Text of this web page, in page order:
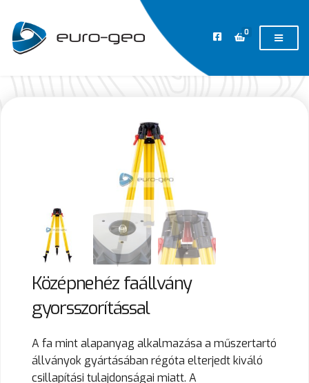
0
Középnehéz faállvány
gyorsszorítással
A fa mint alapanyag alkalmazása a műszertartó
állványok gyártásában régóta elterjedt kiváló
csillapítási tulajdonságai miatt. A